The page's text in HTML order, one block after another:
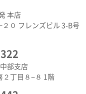
本店
０ フレンズビル 3-B号
部支店
２丁目８−８ 1階